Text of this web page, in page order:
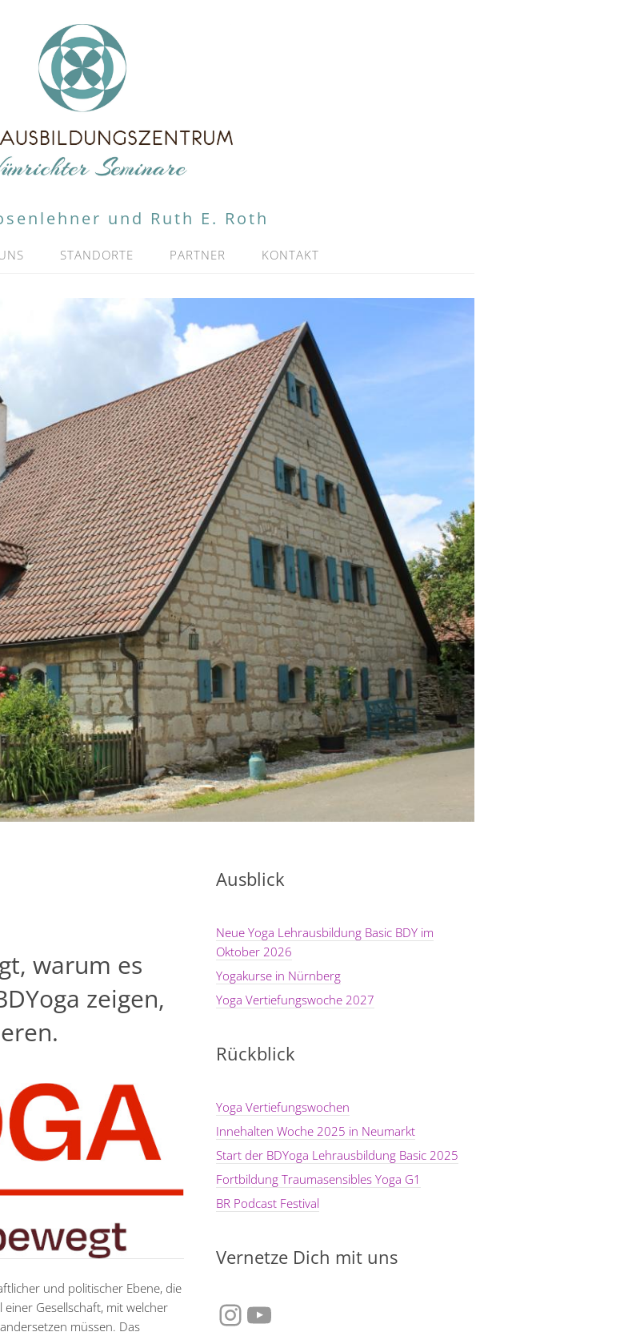
und Ruth E. Roth
STANDORTE PARTNER KONTAKT
warum es
zeigen,
und politischer Ebene, die
Gesellschaft, mit welcher
müssen. Das
Ausblick
Neue Yoga Lehrausbildung Basic BDY im
Oktober 2026
Yogakurse in Nürnberg
Yoga Vertiefungswoche 2027
Rückblick
Yoga Vertiefungswochen
Innehalten Woche 2025 in Neumarkt
Start der BDYoga Lehrausbildung Basic 2025
Fortbildung Traumasensibles Yoga G1
BR Podcast Festival
Vernetze Dich mit uns
Instagram
YouTube